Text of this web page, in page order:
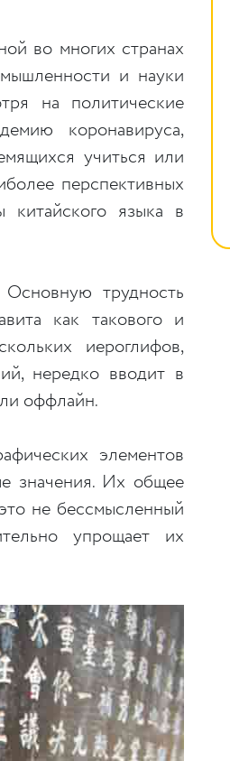
во многих странах
и науки
на политические
коронавируса,
учиться или
перспективных
языка в
трудность
как такового и
иероглифов,
нередко вводит в
оффлайн.
элементов
значения. Их общее
не бессмысленный
упрощает их